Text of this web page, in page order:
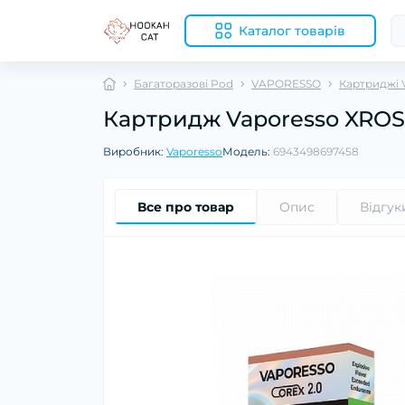
Каталог товарів
Багаторазові Pod VAPORESSO Картриджі
Картридж Vaporesso
Виробник: VaporessoМодель: 6943498697458
Все про товар Опис